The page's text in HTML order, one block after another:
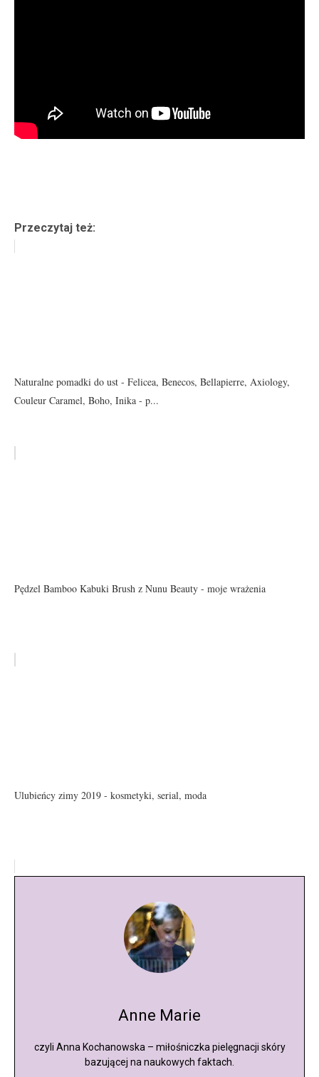
Przeczytaj też:
Naturalne pomadki do ust - Felicea, Benecos, Bellapierre, Axiology,
Couleur Caramel, Boho, Inika - p...
Pędzel Bamboo Kabuki Brush z Nunu Beauty - moje wrażenia
Ulubieńcy zimy 2019 - kosmetyki, serial, moda
Anne Marie
czyli Anna Kochanowska – miłośniczka pielęgnacji skóry
bazującej na naukowych faktach.